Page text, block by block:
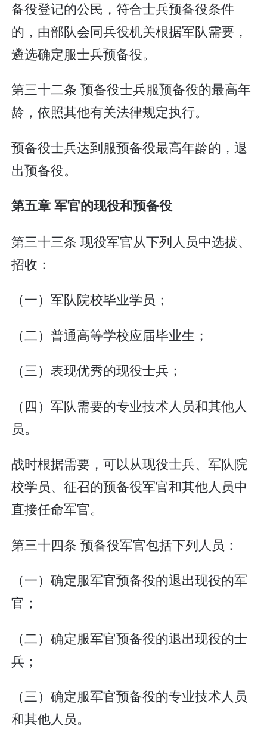
备役登记的公民，符合士兵预备役条件
的，由部队会同兵役机关根据军队需要，
遴选确定服士兵预备役。
第三十二条 预备役士兵服预备役的最高年
龄，依照其他有关法律规定执行。
预备役士兵达到服预备役最高年龄的，退
出预备役。
第五章 军官的现役和预备役
第三十三条 现役军官从下列人员中选拔、
招收：
（一）军队院校毕业学员；
（二）普通高等学校应届毕业生；
（三）表现优秀的现役士兵；
（四）军队需要的专业技术人员和其他人
员。
战时根据需要，可以从现役士兵、军队院
校学员、征召的预备役军官和其他人员中
直接任命军官。
第三十四条 预备役军官包括下列人员：
（一）确定服军官预备役的退出现役的军
官；
（二）确定服军官预备役的退出现役的士
兵；
（三）确定服军官预备役的专业技术人员
和其他人员。